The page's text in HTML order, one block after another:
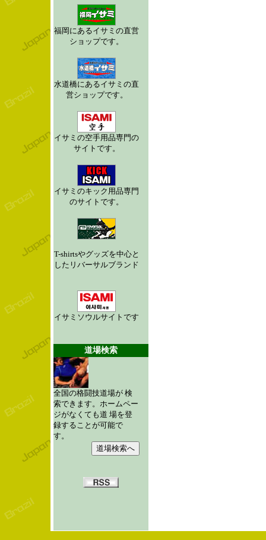
福岡にあるイサミの直営
ショップです。
水道橋にあるイサミの直
営ショップです。
イサミの空手用品専門の
サイトです。
イサミのキック用品専門
のサイトです。
T-shirtsやグッズを中心と
したリバーサルブランド
イサミソウルサイトです
道場検索
全国の格闘技道場が 検
索できます。ホームペー
ジがなくても道 場を登
録することが可能で
す。